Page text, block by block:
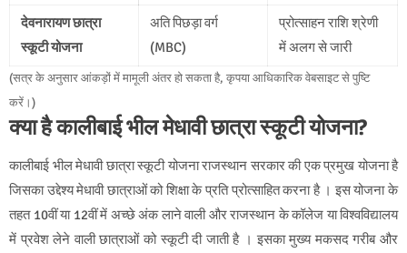
देवनारायण छात्रा
स्कूटी योजना
अति पिछड़ा वर्ग
(MBC)
प्रोत्साहन राशि श्रेणी
में अलग से जारी
(सत्र के अनुसार आंकड़ों में मामूली अंतर हो सकता है, कृपया आधिकारिक वेबसाइट से पुष्टि
करें।)
क्या है कालीबाई भील मेधावी छात्रा स्कूटी योजना?
कालीबाई भील मेधावी छात्रा स्कूटी योजना राजस्थान सरकार की एक प्रमुख योजना है
जिसका उद्देश्य मेधावी छात्राओं को शिक्षा के प्रति प्रोत्साहित करना है । इस योजना के
तहत 10वीं या 12वीं में अच्छे अंक लाने वाली और राजस्थान के कॉलेज या विश्वविद्यालय
में प्रवेश लेने वाली छात्राओं को स्कूटी दी जाती है । इसका मुख्य मकसद गरीब और